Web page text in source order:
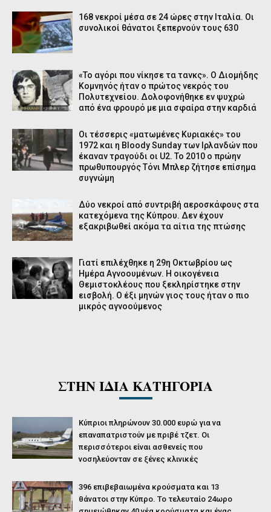
168 νεκροί μέσα σε 24 ώρες στην Ιταλία. Οι
συνολικοί θάνατοι ξεπερνούν τους 630
«Το αγόρι που νίκησε τα τανκς». Ο Διομήδης
Κομνηνός ήταν ο πρώτος νεκρός του
Πολυτεχνείου. Δολοφονήθηκε εν ψυχρώ
από ένα φρουρό με μια σφαίρα στην καρδιά
Οι τέσσερις «ματωμένες Κυριακές» του
1972 και η Bloody Sunday των Ιρλανδών που
έκαναν τραγούδι οι U2. Το 2010 ο πρώην
πρωθυπουργός Τόνι Μπλερ ζήτησε επίσημα
συγνώμη
Δύο νεκροί από συντριβή αεροσκάφους στα
κατεχόμενα της Κύπρου. Δεν έχουν
εξακριβωθεί ακόμα τα αίτια της πτώσης
Γιατί επιλέχθηκε η 29η Οκτωβρίου ως
Ημέρα Αγνοουμένων. Η οικογένεια
Θεμιστοκλέους που ξεκληρίστηκε στην
εισβολή. Ο έξι μηνών γιος τους ήταν ο πιο
μικρός αγνοούμενος
ΣΤΗΝ ΙΔΙΑ ΚΑΤΗΓΟΡΙΑ
Κύπριοι πληρώνουν 30.000 ευρώ για να
επαναπατριστούν με πριβέ τζετ. Οι
περισσότεροι είναι ασθενείς που
νοσηλεύονταν σε ξένες κλινικές
396 επιβεβαιωμένα κρούσματα και 13
θάνατοι στην Κύπρο. Το τελευταίο 24ωρο